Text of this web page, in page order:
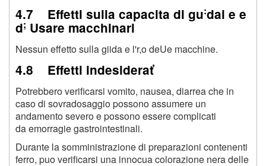
4.7 Effetti sulla capacita di gu:dai e e
d; Usare macchinari
Nessun effetto sulla giida e l'r,o deUe macchine.
4.8 Effetti indesiderať
Potrebbero verificarsi vomito, nausea, diarrea che in
caso di sovradosaggio possono assumere un
andamento severo e possono essere complicati
da emorragie gastrointestinali.
Durante la somministrazione di preparazioni contenenti
ferro, puo verificarsi una innocua colorazione nera delle